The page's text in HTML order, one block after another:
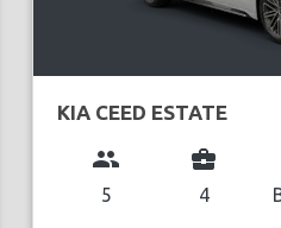
KIA CEED ESTATE
group
5
business_center
4